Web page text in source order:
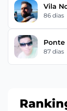
Vila
86 dias
Ponte
87 dias